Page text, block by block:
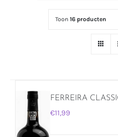
Toon16 producten
FERREIRA
€11,99